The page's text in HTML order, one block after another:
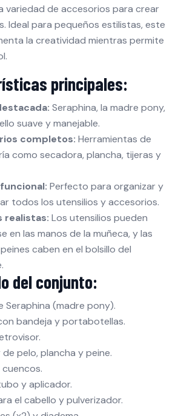
variedad de accesorios para crear
Ideal para pequeños estilistas, este
la creatividad mientras permite
principales:
Seraphina, la madre pony,
suave y manejable.
completos: Herramientas de
como secadora, plancha, tijeras y
Perfecto para organizar y
todos los utensilios y accesorios.
realistas: Los utensilios pueden
en las manos de la muñeca, y las
caben en el bolsillo del
del conjunto:
Seraphina (madre pony).
bandeja y portabotellas.
pelo, plancha y peine.
cuencos.
y aplicador.
el cabello y pulverizador.